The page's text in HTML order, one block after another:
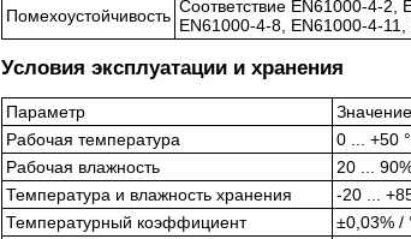
Помехоустойчивость Соответствие EN61000-4-
EN61000-4-8, EN61000-4-
Условия эксплуатации и хранения
Параметр
Значение
Рабочая температура
0 ... +50
Рабочая влажность
20 ...
Температура и влажность хранения
-20 ...
Температурный коэффициент
±0,03% /